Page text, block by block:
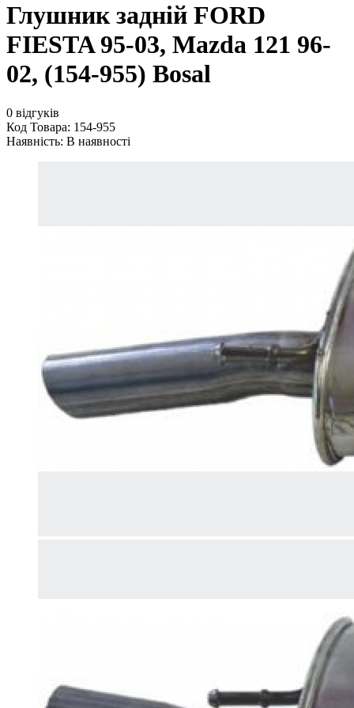
Глушник задній FORD
FIESTA 95-03, Mazda 121 96-
02, (154-955) Bosal
0 відгуків
Код Товара: 154-955
Наявність: В наявності